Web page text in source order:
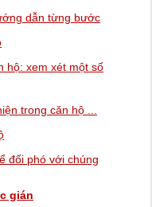
dẫn từng bước
hộ: xem xét một số
trong căn hộ ...
đối phó với chúng
gián